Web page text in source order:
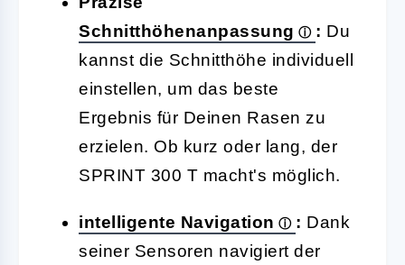
Schnitthöhenanpassung
: Du
kannst die Schnitthöhe individuell
einstellen, um das beste
Ergebnis für Deinen Rasen zu
erzielen. Ob kurz oder lang, der
SPRINT 300 T macht's möglich.
intelligente Navigation : Dank
seiner Sensoren navigiert der